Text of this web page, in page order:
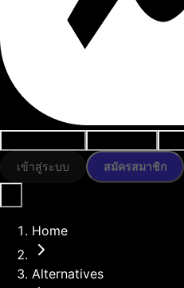
เข้าสู่ระบบ สมัครสมาชิก
Home
Alternatives